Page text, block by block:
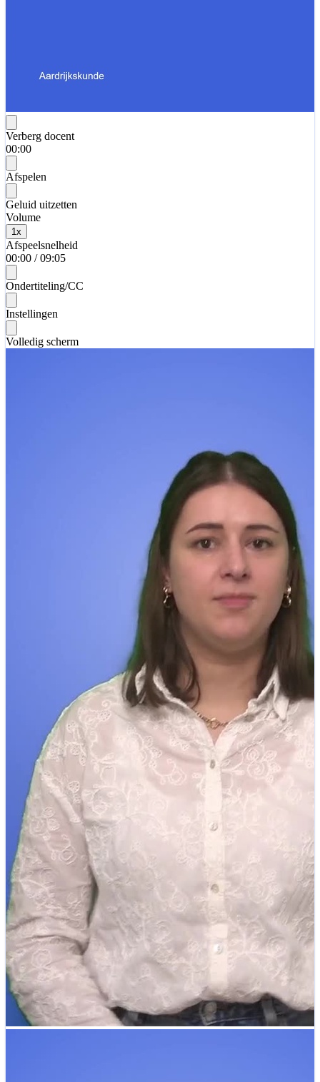
Verberg docent
00:00
Afspelen
Geluid uitzetten
Volume
1 x
Afspeelsnelheid
00:00 / 09:05
Ondertiteling/CC
Instellingen
Volledig scherm